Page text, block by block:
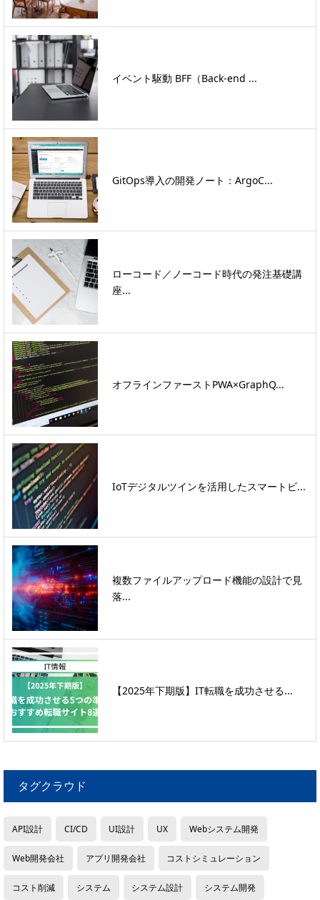
イベント駆動 BFF（Back-end ...
GitOps導入の開発ノート：ArgoC...
ローコード／ノーコード時代の発注基礎講
座...
オフラインファーストPWA×GraphQ...
IoTデジタルツインを活用したスマートビ...
複数ファイルアップロード機能の設計で見
落...
【2025年下期版】IT転職を成功させる...
タグクラウド
API設計 CI/CD UI設計 UX Webシステム開発
Web開発会社 アプリ開発会社 コストシミュレーション
コスト削減 システム システム設計 システム開発